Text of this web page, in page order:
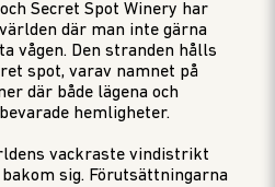
Secret Spot Winery har
där man inte gärna
vågen. Den stranden hålls
spot, varav namnet på
där både lägena och
hemligheter.
vackraste vindistrikt
sig. Förutsättningarna